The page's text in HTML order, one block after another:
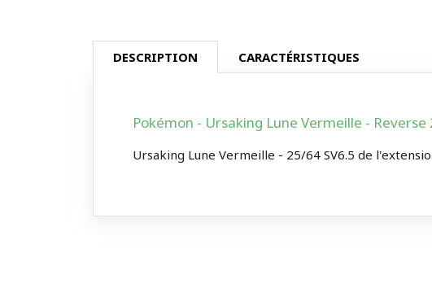
DESCRIPTION CARACTÉRISTIQUES
Pokémon - Ursaking Lune Vermeille -
Ursaking Lune Vermeille - 25/64 SV6.5 de